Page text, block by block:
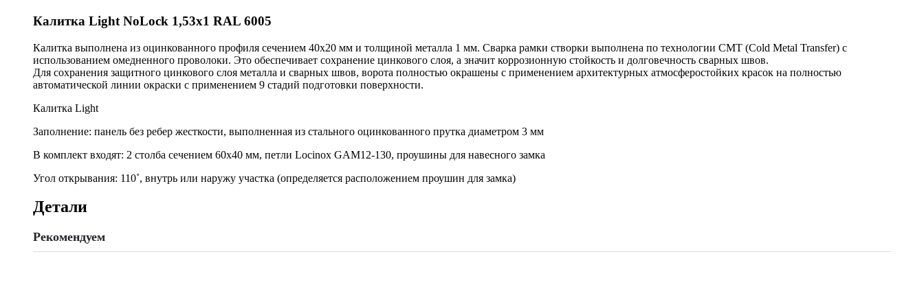
Калитка Light NoLock 1,53х1 RAL 6005
Калитка выполнена из оцинкованного профиля сечением 40х20 мм и толщиной металла 1 мм. Сварка рамки створки выполнена по технологии CMT (Cold Metal Transfer) с
использованием омедненного проволоки. Это обеспечивает сохранение цинкового слоя, а значит коррозионную стойкость и долговечность сварных швов.
Для сохранения защитного цинкового слоя металла и сварных швов, ворота полностью окрашены с применением архитектурных атмосферостойких красок на полностью
автоматической линии окраски с применением 9 стадий подготовки поверхности.
Калитка Light
Заполнение: панель без ребер жесткости, выполненная из стального оцинкованного прутка диаметром 3 мм
В комплект входят: 2 столба сечением 60х40 мм, петли Locinox GAM12-130, проушины для навесного замка
Угол открывания: 110˚, внутрь или наружу участка (определяется расположением проушин для замка)
Детали
Рекомендуем